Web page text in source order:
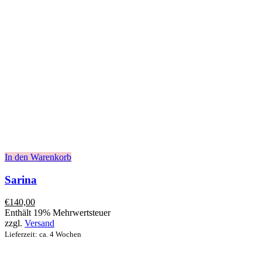
In den Warenkorb
Sarina
€140,00
Enthält 19% Mehrwertsteuer
zzgl. Versand
Lieferzeit: ca. 4 Wochen